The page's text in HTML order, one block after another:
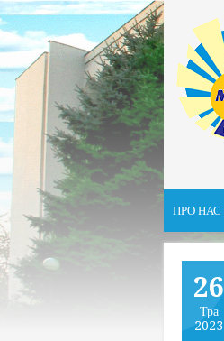
ПРО НАС
26
Тра
2023